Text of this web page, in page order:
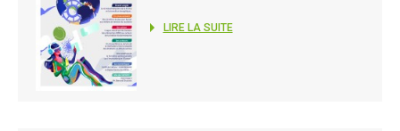
LIRE LA SUITE